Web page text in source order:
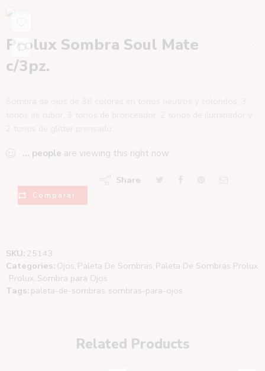
Prolux Sombra Soul Mate
c/3pz.
... people are viewing this right now
Comparar
Share
SKU: 25143
Categories: Ojos, Paleta De Sombras, Paleta De Sombras Prolux
, Prolux, Sombra para Ojos
Tags: paleta-de-sombras, sombras-para-ojos
Related Products